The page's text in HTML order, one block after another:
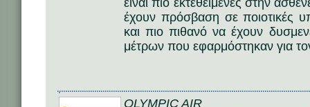
είναι πιο εκτεθειμένες στην
έχουν πρόσβαση σε ποιοτικές
και πιο πιθανό να έχουν
μέτρων που εφαρμόστηκαν για
OLYMPIC AIR